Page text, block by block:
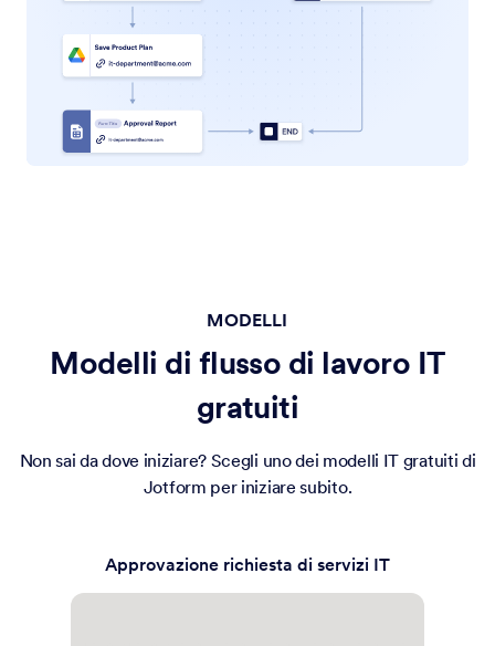
MODELLI
Modelli di flusso di lavoro IT
gratuiti
Non sai da dove iniziare? Scegli uno dei modelli IT gratuiti di
Jotform per iniziare subito.
Approvazione richiesta di servizi IT